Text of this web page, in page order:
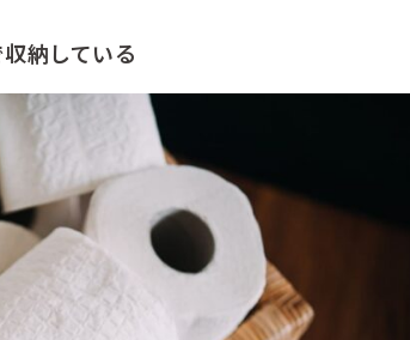
納している